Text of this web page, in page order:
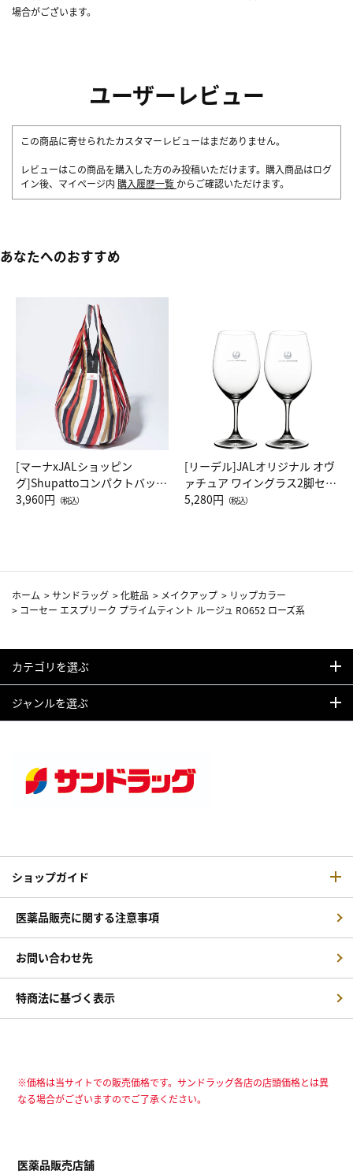
場合がございます。
ユーザーレビュー
この商品に寄せられたカスタマーレビューはまだありません。
レビューはこの商品を購入した方のみ投稿いただけます。購入商品はログ
イン後、マイページ内 購入履歴一覧 からご確認いただけます。
あなたへのおすすめ
[マーナxJALショッピン
グ]Shupattoコンパクトバッグ
Drop JAL客室乗務員（LC）ス
3,960円 （税込）
[リーデル]JALオリジナル オヴ
ァチュア ワイングラス2脚セッ
ト（レッドワイン）
5,280円 （税込）
ホーム >サンドラッグ >化粧品 > メイクアップ > リップカラー
> コーセー エスプリーク プライムティント ルージュ RO652 ローズ系
カテゴリを選ぶ
ジャンルを選ぶ
ショップガイド
医薬品販売に関する注意事項
お問い合わせ先
特商法に基づく表示
※価格は当サイトでの販売価格です。サンドラッグ各店の店頭価格とは異
なる場合がございますのでご了承ください。
医薬品販売店舗